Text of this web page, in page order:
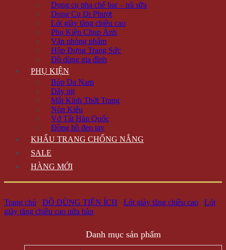
Dụng cụ pha chế bar – trà sữa
Dụng Cụ Đi Phượt
Lót giày tăng chiều cao
Phụ Kiện Chụp Ảnh
Văn phòng phẩm
Hộp Đựng Trang Sức
Đồ dùng gia đình
PHỤ KIỆN
Bóp Da Nam
Dây nịt
Mắt Kính Thời Trang
Nón Kiểu
Vớ Tất Hàn Quốc
Đồng hồ đeo tay
KHẨU TRANG CHỐNG NẮNG
SALE
HÀNG MỚI
Trang chủ / ĐỒ DÙNG TIỆN ÍCH / Lót giày tăng chiều cao / Lót
giày tăng chiều cao nửa bàn
Danh mục sản phẩm